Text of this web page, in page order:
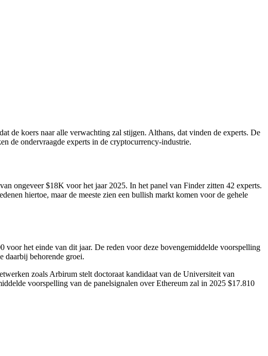
de koers naar alle verwachting zal stijgen. Althans, dat vinden de experts. De
de ondervraagde experts in de cryptocurrency-industrie.
ongeveer $18K voor het jaar 2025. In het panel van Finder zitten 42 experts.
hiertoe, maar de meeste zien een bullish markt komen voor de gehele
het einde van dit jaar. De reden voor deze bovengemiddelde voorspelling
daarbij behorende groei.
zoals Arbirum stelt doctoraat kandidaat van de Universiteit van
voorspelling van de panelsignalen over Ethereum zal in 2025 $17.810